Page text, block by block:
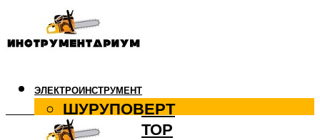
ЭЛЕКТРОИНСТРУМЕНТ
ШУРУПОВЕРТ
ПЕРФОРАТОР